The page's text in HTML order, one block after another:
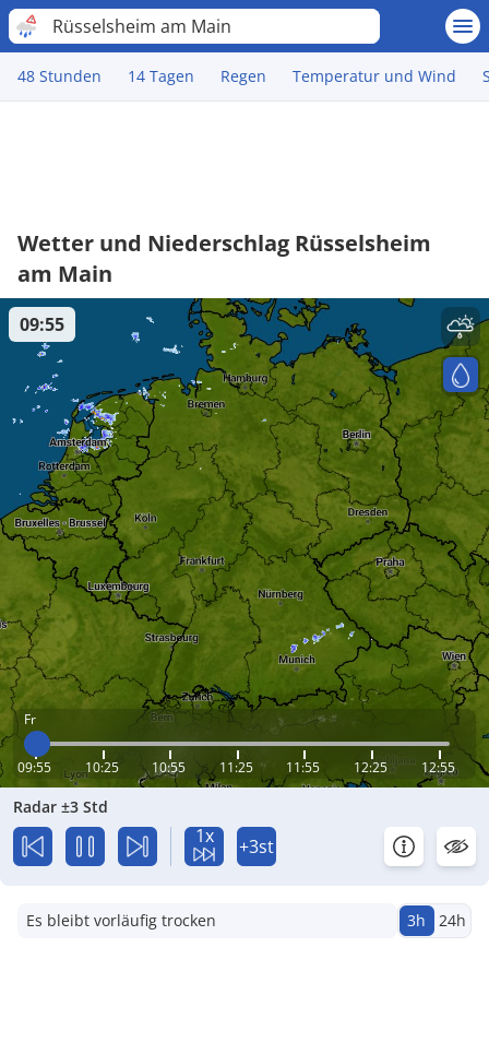
Rüsselsheim am Main
48 Stunden 14 Tagen Regen Temperatur und Wind
Wetter und Niederschlag Rüsselsheim
am Main
Fr
09:55 10:25 10:55 11:25 11:55 12:25 12:55
09:55
Radar ±3 Std
1x +3st
Es bleibt vorläufig trocken 3h 24h